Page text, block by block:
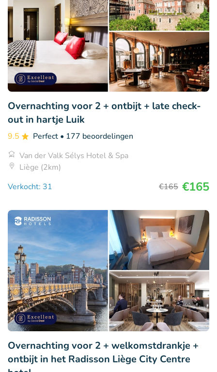
Overnachting voor 2 + ontbijt + late check-
out in hartje Luik
9.5 Perfect • 177 beoordelingen
Van der Valk Sélys Hotel & Spa
Liège (2km)
Verkocht: 31
€165 €165
Overnachting voor 2 + welkomstdrankje +
ontbijt in het Radisson Liège City Centre